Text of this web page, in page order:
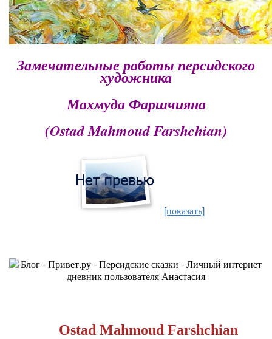
Замечательные работы персидского
художника
Махмуда Фаршчияна
(Ostad Mahmoud Farshchian)
[показать]
Ostad Mahmoud Farshchian